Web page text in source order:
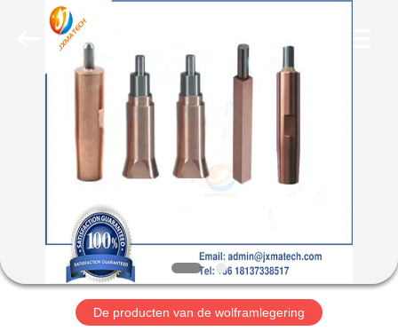
PRODUCTEN
ONGEVEER
FABRIEKSREIS
De producten van de wolframlegering